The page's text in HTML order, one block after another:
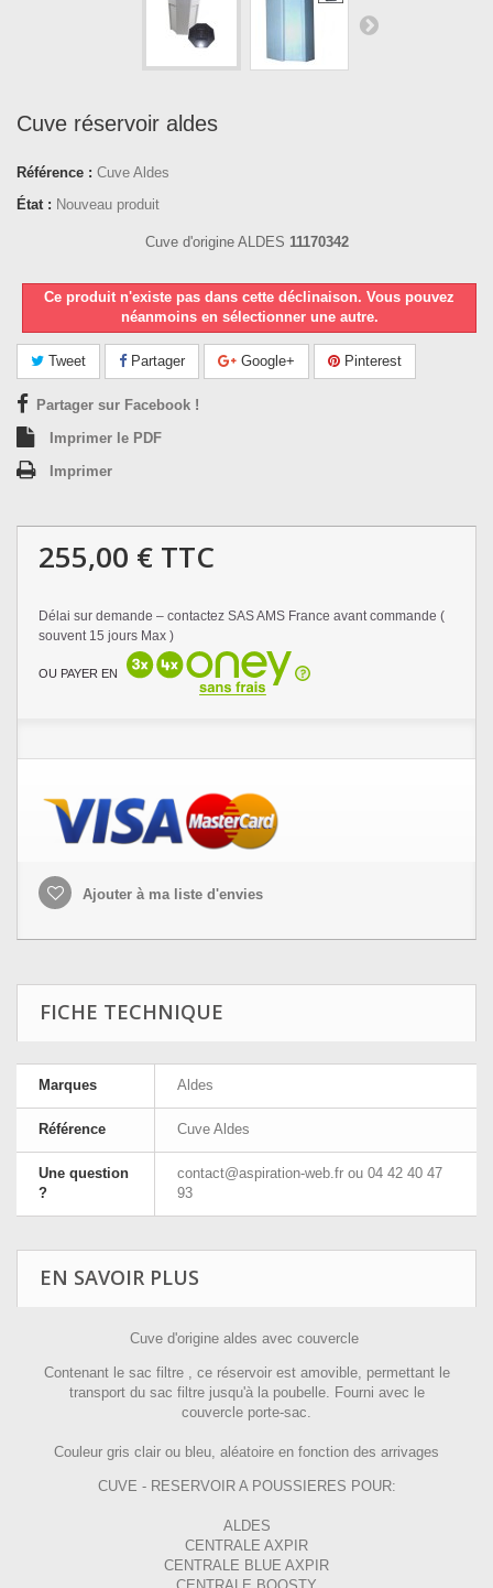
Cuve réservoir aldes
Référence : Cuve Aldes
État : Nouveau produit
Cuve d'origine ALDES 11170342
Ce produit n'existe pas dans cette déclinaison. Vous pouvez
néanmoins en sélectionner une autre.
Tweet Partager Google+ Pinterest
Partager sur Facebook !
Imprimer le PDF
Imprimer
255,00 € TTC
Délai sur demande – contactez SAS AMS France avant commande (
souvent 15 jours Max )
OU PAYER EN
Ajouter à ma liste d'envies
FICHE TECHNIQUE
Marques Aldes
Référence Cuve Aldes
Une question
?
contact@aspiration-web.fr ou 04 42 40 47
93
EN SAVOIR PLUS
Cuve d'origine aldes avec couvercle
Contenant le sac filtre , ce réservoir est amovible, permettant le
transport du sac filtre jusqu'à la poubelle. Fourni avec le
couvercle porte-sac.
Couleur gris clair ou bleu, aléatoire en fonction des arrivages
CUVE - RESERVOIR A POUSSIERES POUR:
ALDES
CENTRALE AXPIR
CENTRALE BLUE AXPIR